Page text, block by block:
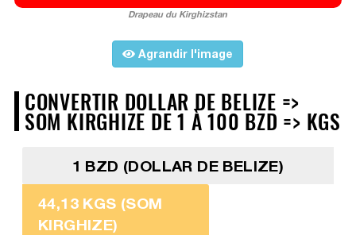
Drapeau du Kirghizstan
Agrandir l'image
CONVERTIR DOLLAR DE BELIZE =>
SOM KIRGHIZE DE 1 À 100 BZD => KGS
1 BZD (DOLLAR DE BELIZE)
44,13 KGS (SOM
KIRGHIZE)